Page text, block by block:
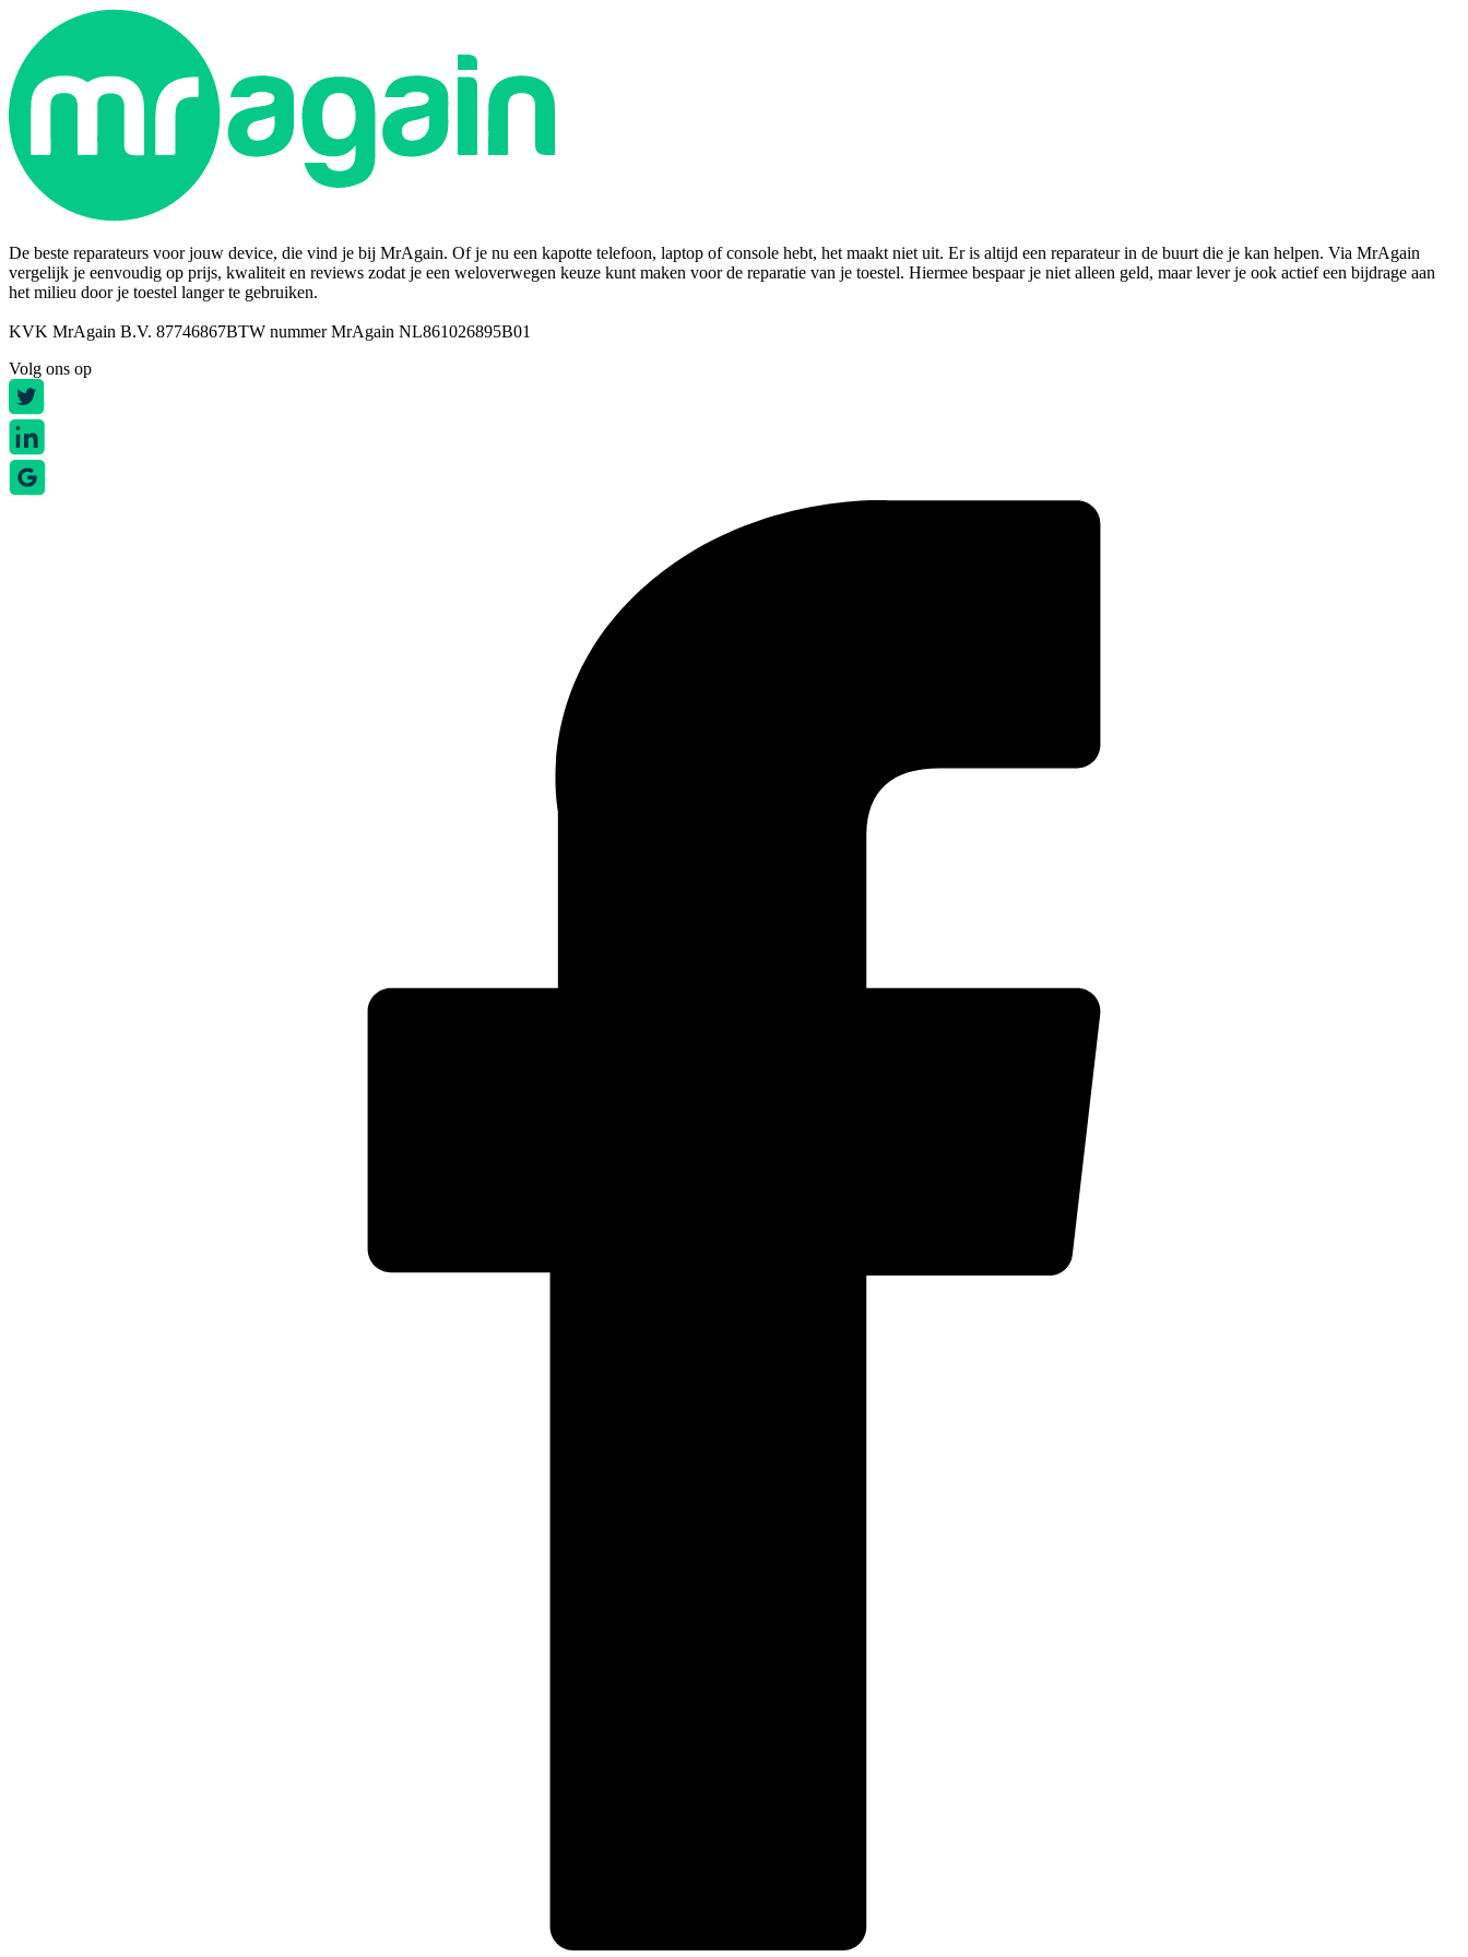
De beste reparateurs voor jouw device, die vind je bij MrAgain. Of je nu een kapotte telefoon, laptop of console hebt, het maakt niet uit. Er is altijd een reparateur in de buurt die je kan helpen. Via MrAgain
vergelijk je eenvoudig op prijs, kwaliteit en reviews zodat je een weloverwegen keuze kunt maken voor de reparatie van je toestel. Hiermee bespaar je niet alleen geld, maar lever je ook actief een bijdrage aan
het milieu door je toestel langer te gebruiken.
KVK MrAgain B.V. 87746867BTW nummer MrAgain NL861026895B01
Volg ons op